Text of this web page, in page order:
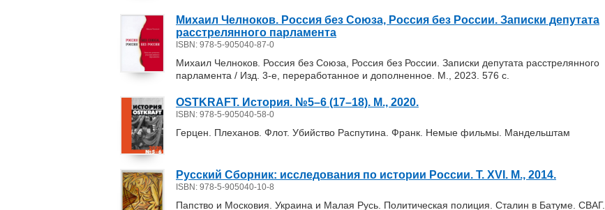
Михаил Челноков. Россия без Союза, Россия без России. Записки депутата
расстрелянного парламента
ISBN: 978-5-905040-87-0
Михаил Челноков. Россия без Союза, Россия без России. Записки депутата расстрелянного
парламента / Изд. 3-е, переработанное и дополненное. М., 2023. 576 с.
OSTKRAFT. История. №5–6 (17–18). М., 2020.
ISBN: 978-5-905040-58-0
Герцен. Плеханов. Флот. Убийство Распутина. Франк. Немые фильмы. Мандельштам
Русский Сборник: исследования по истории Роcсии. Т. XVI. М., 2014.
ISBN: 978-5-905040-10-8
Папство и Московия. Украина и Малая Русь. Политическая полиция. Сталин в Батуме. СВАГ.